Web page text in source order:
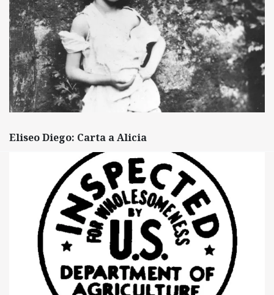
Eliseo Diego: Carta a Alicia